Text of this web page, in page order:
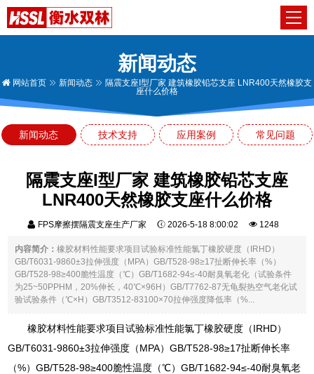
新闻动态
网站首页 新闻动态
隔震支座I型厂家 建筑橡胶铅芯支座 LNR400天然橡胶支
座什么价格
新闻动态 技术支持 应用案例 常见问题
隔震支座I型厂家 建筑橡胶铅芯支座
LNR400天然橡胶支座什么价格
FPS摩擦摆隔震支座生产厂家 2026-5-18 8:00:02 1248
内容简介：橡胶材料性能要求项目试验标准性能氯丁橡胶硬度（IRHD）
GB/T6031-9860±3拉伸强度（MPA）GB/T528-98≥17扯断伸长率（%）
GB/T528-98≥400脆性温度（℃）GB/T1682-94≤-40耐臭氧老化（试验条件
为25~50PPHM，20%伸长，40℃×96H）GB/T7762-87无龟裂热空气老化试
验试验条件（℃×H）GB/T3512-83100×70拉伸强度降低率（%...
橡胶材料性能要求项目试验标准性能氯丁橡胶硬度（IRHD）
GB/T6031-9860±3拉伸强度（MPA）GB/T528-98≥17扯断伸长率
（%）GB/T528-98≥400脆性温度（℃）GB/T1682-94≤-40耐臭氧老